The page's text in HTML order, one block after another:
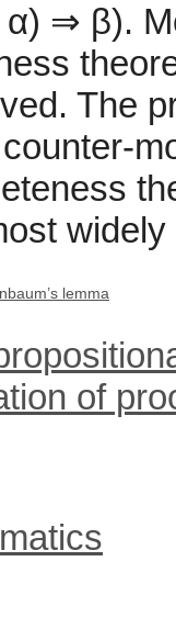
⇒ β).
The
lemma
of